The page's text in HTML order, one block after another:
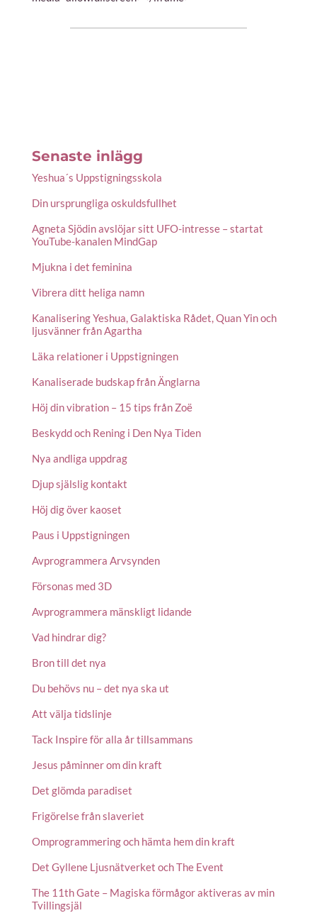
Senaste inlägg
Yeshua´s Uppstigningsskola
Din ursprungliga oskuldsfullhet
Agneta Sjödin avslöjar sitt UFO-intresse – startat
YouTube-kanalen MindGap
Mjukna i det feminina
Vibrera ditt heliga namn
Kanalisering Yeshua, Galaktiska Rådet, Quan Yin och
ljusvänner från Agartha
Läka relationer i Uppstigningen
Kanaliserade budskap från Änglarna
Höj din vibration – 15 tips från Zoë
Beskydd och Rening i Den Nya Tiden
Nya andliga uppdrag
Djup själslig kontakt
Höj dig över kaoset
Paus i Uppstigningen
Avprogrammera Arvsynden
Försonas med 3D
Avprogrammera mänskligt lidande
Vad hindrar dig?
Bron till det nya
Du behövs nu – det nya ska ut
Att välja tidslinje
Tack Inspire för alla år tillsammans
Jesus påminner om din kraft
Det glömda paradiset
Frigörelse från slaveriet
Omprogrammering och hämta hem din kraft
Det Gyllene Ljusnätverket och The Event
The 11th Gate – Magiska förmågor aktiveras av min
Tvillingsjäl